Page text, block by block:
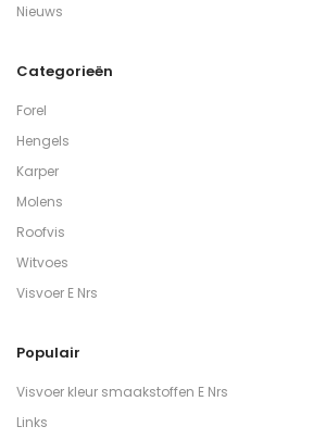
Nieuws
Categorieën
Forel
Hengels
Karper
Molens
Roofvis
Witvoes
Visvoer E Nrs
Populair
Visvoer kleur smaakstoffen E Nrs
Links